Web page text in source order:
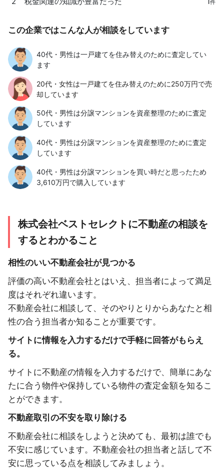
件
この企業ではこんな人が相談をしています
40代・男性は一戸建てを住み替えのために査定してい
ます
20代・女性は一戸建てを住み替えのために250万円で売
却しています
50代・男性は分譲マンションを資産整理のために査定
しています
40代・男性は分譲マンションを資産整理のために査定
しています
40代・男性は分譲マンションを買い時だと思ったため
3,610万円で購入しています
株式会社ベストセレクトに不動産の相談を
するとわかること
相性のいい不動産会社が見つかる
評価の高い不動産会社とはいえ、担当者によって満足
度はそれぞれ違います。
不動産会社に相談して、そのやりとりからあなたと相
性の合う担当者か知ることが重要です。
サイトに情報を入力するだけで手軽に回答がもらえ
る。
サイトに不動産の情報を入力するだけで、簡単にあな
たに合う物件や保持している物件の査定金額を知るこ
とができます。
不動産取引の不安を取り除ける
不動産会社に相談をしようと決めても、最初は誰でも
不安に感じています。不動産会社の担当者と話して不
安に思っている点を相談してみましょう。